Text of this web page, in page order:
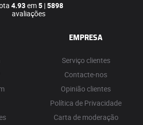
4.93em5 |5898
avaliações
EMPRESA
Serviço clientes
Contacte-nos
Opinião clientes
Política de Privacidade
Carta de moderação